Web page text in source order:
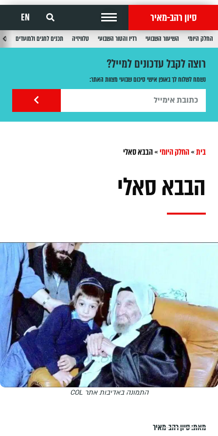
סיון רהב-מאיר EN
החלק היומי השיעור השבועי רדיו והטור השבועי טלוויזיה תכנים לחגים ולמועדים
רוצה לקבל עדכונים למייל?
נשמח לשלוח לך באופן אישי סיכום שבועי מצוות האתר:
בית»החלק היומי»הבבא סאלי
הבבא סאלי
התמונה באדיבות אתר COL
מאת:סיון רהב-מאיר